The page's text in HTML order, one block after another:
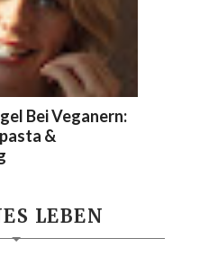
Bei Veganern:
&
LEBEN